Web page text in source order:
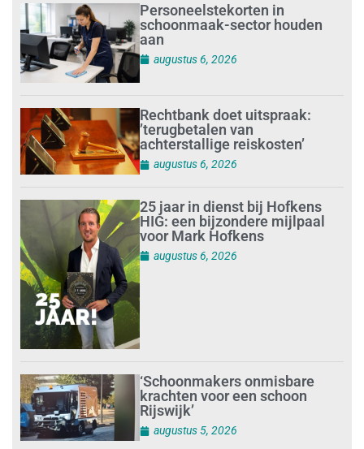
Personeelstekorten in
schoonmaak-sector houden
aan
augustus 6, 2026
Rechtbank doet uitspraak:
’terugbetalen van
achterstallige reiskosten’
augustus 6, 2026
25 jaar in dienst bij Hofkens
HIG: een bijzondere mijlpaal
voor Mark Hofkens
augustus 6, 2026
‘Schoonmakers onmisbare
krachten voor een schoon
Rijswijk’
augustus 5, 2026